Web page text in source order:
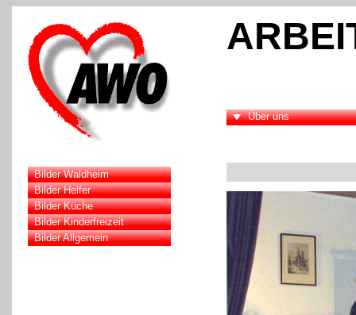
Über uns
Bilder Waldheim
Bilder Helfer
Bilder Küche
Bilder Kinderfreizeit
Bilder Allgemein